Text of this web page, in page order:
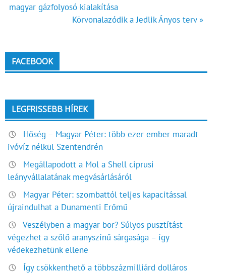
navigáció
magyar gázfolyosó kialakítása
Körvonalazódik a Jedlik Ányos terv »
FACEBOOK
LEGFRISSEBB HÍREK
Hőség – Magyar Péter: több ezer ember maradt
ivóvíz nélkül Szentendrén
Megállapodott a Mol a Shell ciprusi
leányvállalatának megvásárlásáról
Magyar Péter: szombattól teljes kapacitással
újraindulhat a Dunamenti Erőmű
Veszélyben a magyar bor? Súlyos pusztítást
végezhet a szőlő aranyszínű sárgasága – így
védekezhetünk ellene
Így csökkenthető a többszázmilliárd dolláros